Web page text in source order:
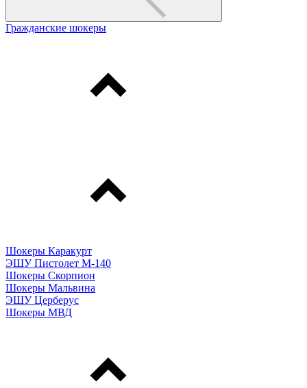
Гражданские шокеры
Шокеры Каракурт
ЭШУ Пистолет М-140
Шокеры Скорпион
Шокеры Мальвина
ЭШУ Церберус
Шокеры МВД